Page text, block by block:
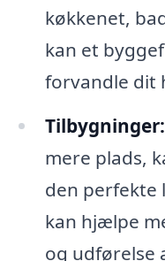
køkkenet,
kan et
forvandle dit
Tilbygninger:
mere plads,
den perfekte
kan hjælpe
og udførelse